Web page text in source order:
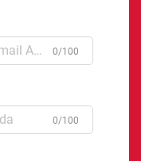
0/100
0/100